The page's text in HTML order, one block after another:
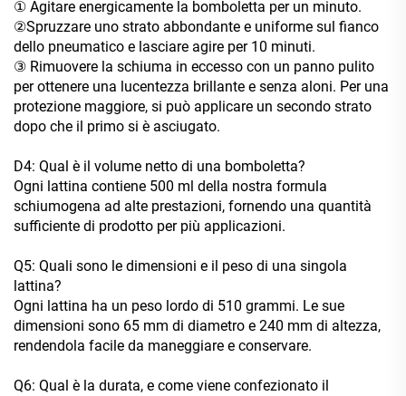
① Agitare energicamente la bomboletta per un minuto.
②Spruzzare uno strato abbondante e uniforme sul fianco
dello pneumatico e lasciare agire per 10 minuti.
③ Rimuovere la schiuma in eccesso con un panno pulito
per ottenere una lucentezza brillante e senza aloni. Per una
protezione maggiore, si può applicare un secondo strato
dopo che il primo si è asciugato.
D4: Qual è il volume netto di una bomboletta?
Ogni lattina contiene 500 ml della nostra formula
schiumogena ad alte prestazioni, fornendo una quantità
sufficiente di prodotto per più applicazioni.
Q5: Quali sono le dimensioni e il peso di una singola
lattina?
Ogni lattina ha un peso lordo di 510 grammi. Le sue
dimensioni sono 65 mm di diametro e 240 mm di altezza,
rendendola facile da maneggiare e conservare.
Q6: Qual è la durata, e come viene confezionato il